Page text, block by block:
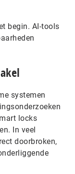
begin. AI-tools
systemen
locks
In veel
doorbroken,